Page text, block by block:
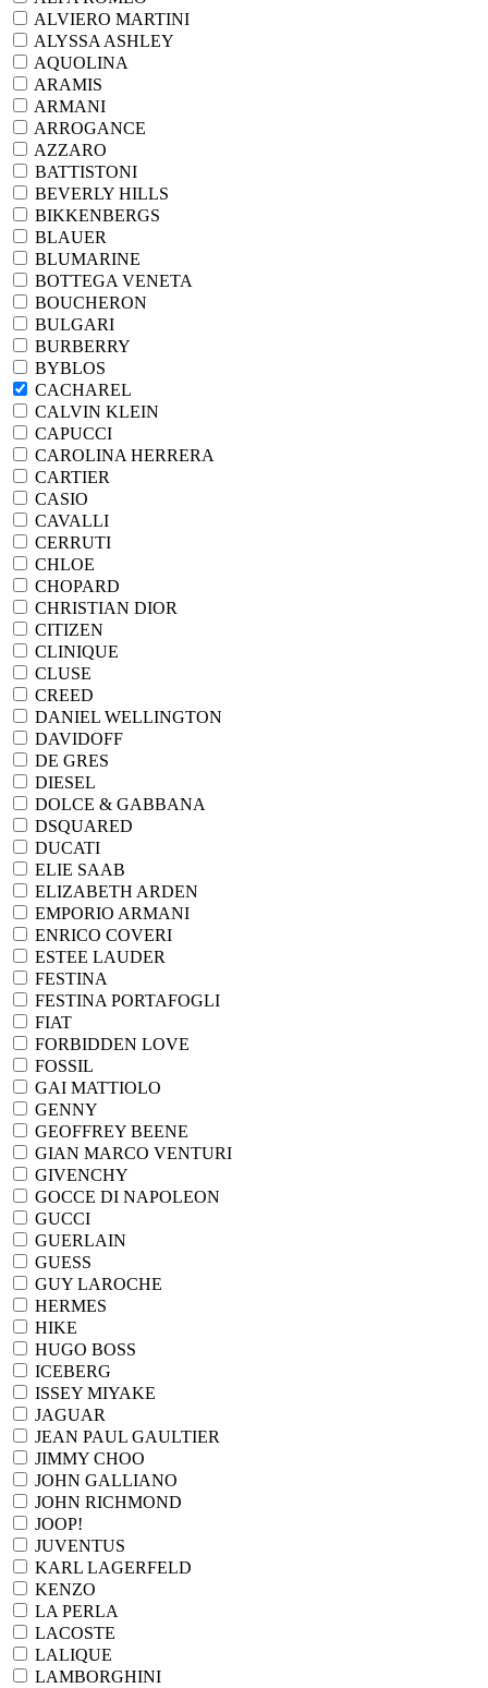
ALVIERO MARTINI
ALYSSA ASHLEY
AQUOLINA
ARAMIS
ARMANI
ARROGANCE
AZZARO
BATTISTONI
BEVERLY HILLS
BIKKENBERGS
BLAUER
BLUMARINE
BOTTEGA VENETA
BOUCHERON
BULGARI
BURBERRY
BYBLOS
CACHAREL
CALVIN KLEIN
CAPUCCI
CAROLINA HERRERA
CARTIER
CASIO
CAVALLI
CERRUTI
CHLOE
CHOPARD
CHRISTIAN DIOR
CITIZEN
CLINIQUE
CLUSE
CREED
DANIEL WELLINGTON
DAVIDOFF
DE GRES
DIESEL
DOLCE & GABBANA
DSQUARED
DUCATI
ELIE SAAB
ELIZABETH ARDEN
EMPORIO ARMANI
ENRICO COVERI
ESTEE LAUDER
FESTINA
FESTINA PORTAFOGLI
FIAT
FORBIDDEN LOVE
FOSSIL
GAI MATTIOLO
GENNY
GEOFFREY BEENE
GIAN MARCO VENTURI
GIVENCHY
GOCCE DI NAPOLEON
GUCCI
GUERLAIN
GUESS
GUY LAROCHE
HERMES
HIKE
HUGO BOSS
ICEBERG
ISSEY MIYAKE
JAGUAR
JEAN PAUL GAULTIER
JIMMY CHOO
JOHN GALLIANO
JOHN RICHMOND
JOOP!
JUVENTUS
KARL LAGERFELD
KENZO
LA PERLA
LACOSTE
LALIQUE
LAMBORGHINI